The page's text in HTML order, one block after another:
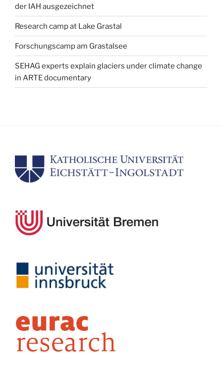
der IAH ausgezeichnet
Research camp at Lake Grastal
Forschungscamp am Grastalsee
SEHAG experts explain glaciers under climate change
in ARTE documentary